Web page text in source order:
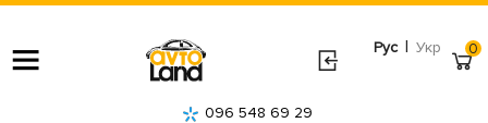
Рус | Укр
096 548 69 29
0